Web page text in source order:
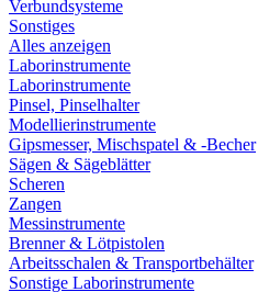
Verbundsysteme
Sonstiges
Alles anzeigen
Laborinstrumente
Laborinstrumente
Pinsel, Pinselhalter
Modellierinstrumente
Gipsmesser, Mischspatel & -Becher
Sägen & Sägeblätter
Scheren
Zangen
Messinstrumente
Brenner & Lötpistolen
Arbeitsschalen & Transportbehälter
Sonstige Laborinstrumente